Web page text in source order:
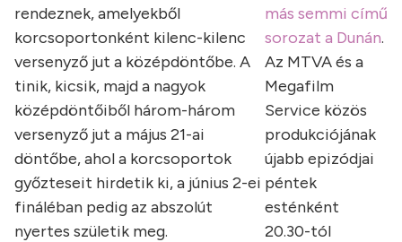
más semmi című
sorozat a Dunán.
Az MTVA és a
Megafilm
Service közös
produkciójának
újabb epizódjai
péntek
esténként
20.30-tól
rendeznek, amelyekből
korcsoportonként kilenc-kilenc
versenyző jut a középdöntőbe. A
tinik, kicsik, majd a nagyok
középdöntőiből három-három
versenyző jut a május 21-ai
döntőbe, ahol a korcsoportok
győzteseit hirdetik ki, a június 2-ei
fináléban pedig az abszolút
nyertes születik meg.